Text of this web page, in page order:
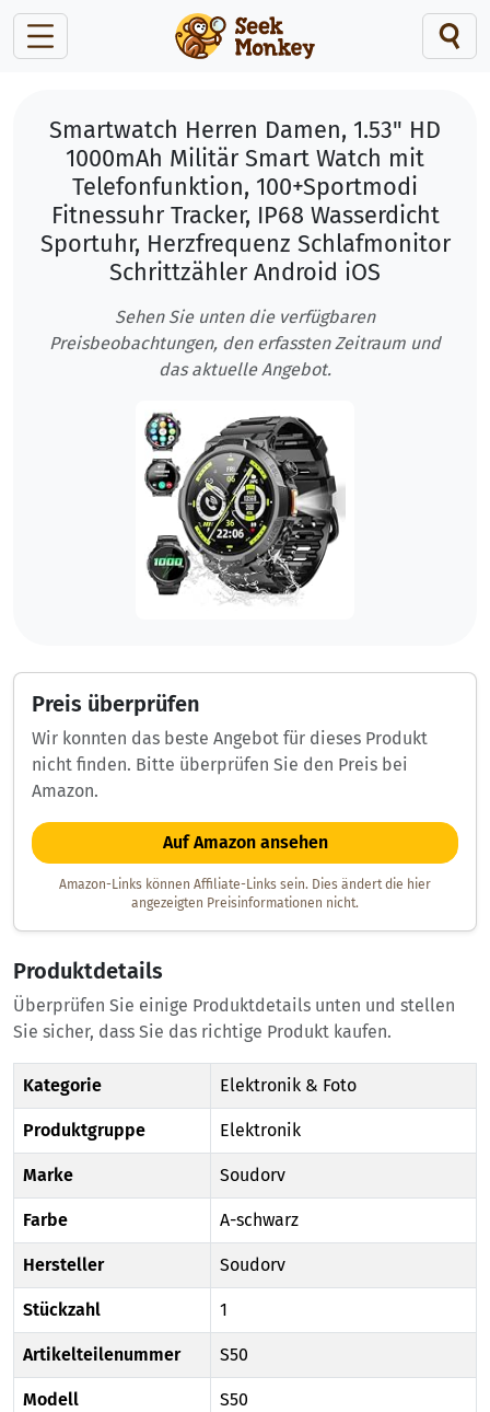
Smartwatch Herren Damen, 1.53" HD
1000mAh Militär Smart Watch mit
Telefonfunktion, 100+Sportmodi
Fitnessuhr Tracker, IP68 Wasserdicht
Sportuhr, Herzfrequenz Schlafmonitor
Schrittzähler Android iOS
Sehen Sie unten die verfügbaren
Preisbeobachtungen, den erfassten Zeitraum und
das aktuelle Angebot.
Preis überprüfen
Wir konnten das beste Angebot für dieses Produkt
nicht finden. Bitte überprüfen Sie den Preis bei
Amazon.
Auf Amazon ansehen
Amazon-Links können Affiliate-Links sein. Dies ändert die hier
angezeigten Preisinformationen nicht.
Produktdetails
Überprüfen Sie einige Produktdetails unten und stellen
Sie sicher, dass Sie das richtige Produkt kaufen.
Kategorie Elektronik & Foto
Produktgruppe Elektronik
Marke Soudorv
Farbe A-schwarz
Hersteller Soudorv
Stückzahl 1
Artikelteilenummer S50
Modell S50